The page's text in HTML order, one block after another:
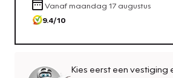
Vanafmaandag 17 augustus
9.4/10
Kies eerst een vestiging